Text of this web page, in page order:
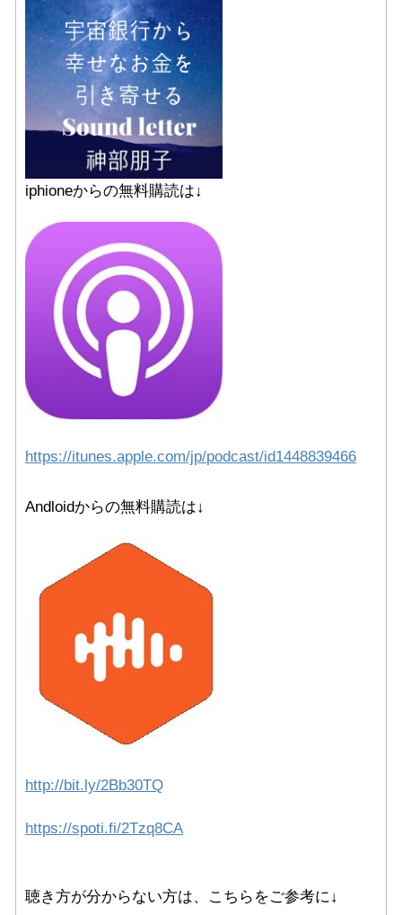
iphioneからの無料購読は↓
https://itunes.apple.com/jp/podcast/id1448839466
Andloidからの無料購読は↓
http://bit.ly/2Bb30TQ
https://spoti.fi/2Tzq8CA
聴き方が分からない方は、こちらをご参考に↓